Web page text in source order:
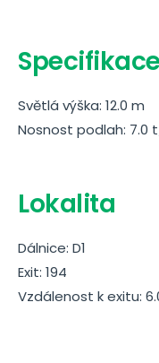
Specifikace
Světlá výška: 12.0 m
Nosnost podlah: 7.0
Lokalita
Dálnice: D1
Exit: 194
Vzdálenost k exitu: